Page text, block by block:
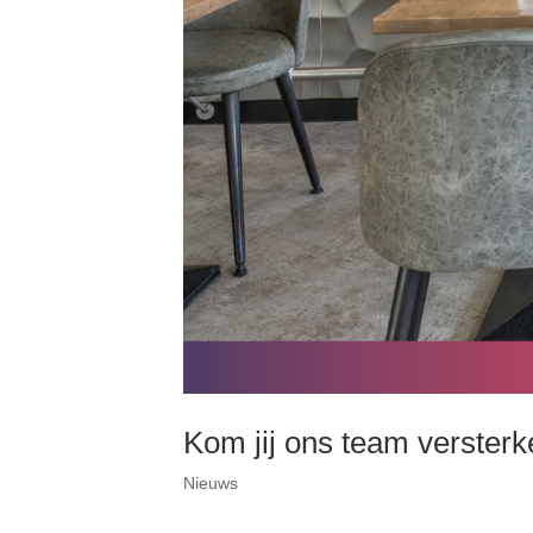
Kom jij ons team
Nieuws